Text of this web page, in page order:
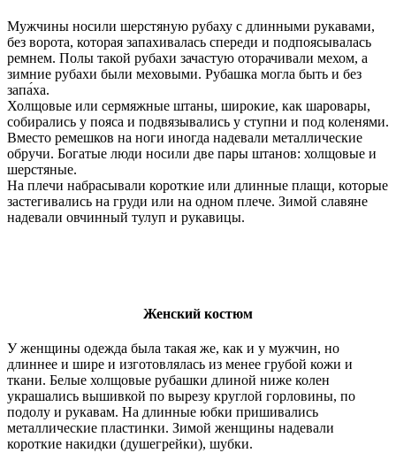
Мужчины носили шерстяную рубаху с длинными рукавами,
без ворота, которая запахивалась спереди и подпоясывалась
ремнем. Полы такой рубахи зачастую оторачивали мехом, а
зимние рубахи были меховыми. Рубашка могла быть и без
запа́ха.
Холщовые или сермяжные штаны, широкие, как шаровары,
собирались у пояса и подвязывались у ступни и под коленями.
Вместо ремешков на ноги иногда надевали металлические
обручи. Богатые люди носили две пары штанов: холщовые и
шерстяные.
На плечи набрасывали короткие или длинные плащи, которые
застегивались на груди или на одном плече. Зимой славяне
надевали овчинный тулуп и рукавицы.
Женский костюм
У женщины одежда была такая же, как и у мужчин, но
длиннее и шире и изготовлялась из менее грубой кожи и
ткани. Белые холщовые рубашки длиной ниже колен
украшались вышивкой по вырезу круглой горловины, по
подолу и рукавам. На длинные юбки пришивались
металлические пластинки. Зимой женщины надевали
короткие накидки (душегрейки), шубки.